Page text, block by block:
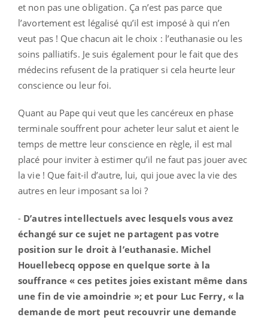
et non pas une obligation. Ça n’est pas parce que
l’avortement est légalisé qu’il est imposé à qui n’en
veut pas ! Que chacun ait le choix : l’euthanasie ou les
soins palliatifs. Je suis également pour le fait que des
médecins refusent de la pratiquer si cela heurte leur
conscience ou leur foi.
Quant au Pape qui veut que les cancéreux en phase
terminale souffrent pour acheter leur salut et aient le
temps de mettre leur conscience en règle, il est mal
placé pour inviter à estimer qu’il ne faut pas jouer avec
la vie ! Que fait-il d’autre, lui, qui joue avec la vie des
autres en leur imposant sa loi ?
- D’autres intellectuels avec lesquels vous avez
échangé sur ce sujet ne partagent pas votre
position sur le droit à l’euthanasie. Michel
Houellebecq oppose en quelque sorte à la
souffrance « ces petites joies existant même dans
une fin de vie amoindrie »; et pour Luc Ferry, « la
demande de mort peut recouvrir une demande